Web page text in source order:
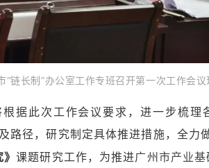
“链长制”办公室工作专班召开第一次工作会议
根据此次工作会议要求，进一步梳理
路径 ，研究制定具体推进措施，全力
》课题研究工作，为推进广州市产业